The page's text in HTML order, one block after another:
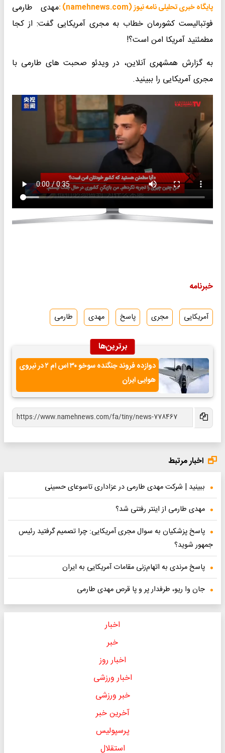
پایگاه خبری تحلیلی نامه نیوز (namehnews.com) :
مهدی طارمی
فوتبالیست کشورمان خطاب به مجری آمریکایی گفت: از کجا
مطمئنید آمریکا امن است؟!
به گزارش همشهری آنلاین، در ویدئو صحبت های طارمی با
مجری آمریکایی را ببینید.
خبرنامه
آمریکایی مجری پاسخ مهدی طارمی
برترین‌ها
دوازده فروند جنگنده سوخو ۳۰ اس ام ۲ در نیروی
هوایی ایران
اخبار مرتبط
ببینید | شرکت مهدی طارمی در عزاداری تاسوعای حسینی
مهدی طارمی از اینتر رفتنی شد؟
پاسخ پزشکیان به سوال مجری آمریکایی: چرا تصمیم گرفتید رئیس
جمهور شوید؟
پاسخ مرندی به اتهام‌‌زنی مقامات آمریکایی به ایران
جان وا ریو، طرفدار پر و پا قرص مهدی طارمی
اخبار
خبر
اخبار روز
اخبار ورزشی
خبر ورزشی
آخرین خبر
پرسپولیس
استقلال